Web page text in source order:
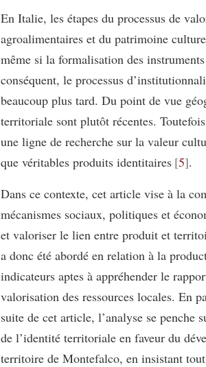
En Italie, les étapes du processus de
agroalimentaires et du patrimoine
même si la formalisation des
conséquent, le processus
beaucoup plus tard. Du point de vue
territoriale sont plutôt récentes.
une ligne de recherche sur la valeur
que véritables produits identitaires 5 .
Dans ce contexte, cet article vise à la
mécanismes sociaux, politiques et
et valoriser le lien entre produit et
a donc été abordé en relation à la
indicateurs aptes à appréhender le
valorisation des ressources locales. En
suite de cet article, l’analyse se
de l’identité territoriale en faveur du
territoire de Montefalco, en insistant